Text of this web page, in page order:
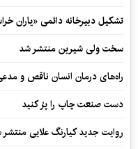
تشکیل دبیرخانه دائمی «یاران
سخت ولی شیرین منتشر شد
راه‌های درمان انسان ناقص و
دست صنعت چاپ را پرُ کنید
روایت جدید کیارنگ علایی